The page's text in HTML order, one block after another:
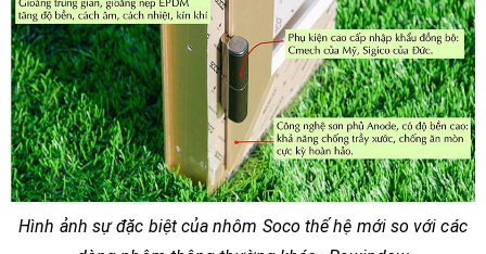
Hình ảnh sự đặc biệt của nhôm Soco thế hệ mới so với các